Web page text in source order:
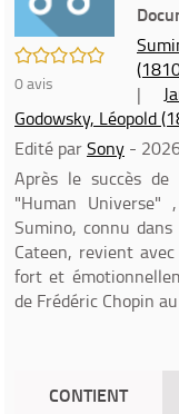
/5
0avis
|
Godowsky, Léopold
Edité parSony -
Après le succès de
"Human
Sumino, connu
Cateen, revient
fort et
de Frédéric Chopin
CONTIENT